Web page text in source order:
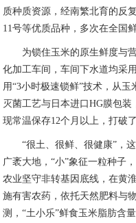
质种质资源，经南繁北育的反
11号等优质品种，多次在全国
为锁住玉米的原生鲜度与
化加工车间，车间下水道均采
用“3小时极速锁鲜”技术，从
灭菌工艺与日本进口HG膜包
现常温保存12个月以上，打破
“很土、很鲜、很健康”，
广袤大地，“小”象征一粒种子
农业坚守非转基因底线，在黄
施有害农药，依托天然肥料与
测，“土小乐”鲜食玉米脂肪含